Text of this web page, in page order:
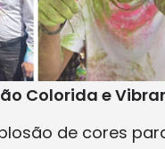
Colorida e
de cores